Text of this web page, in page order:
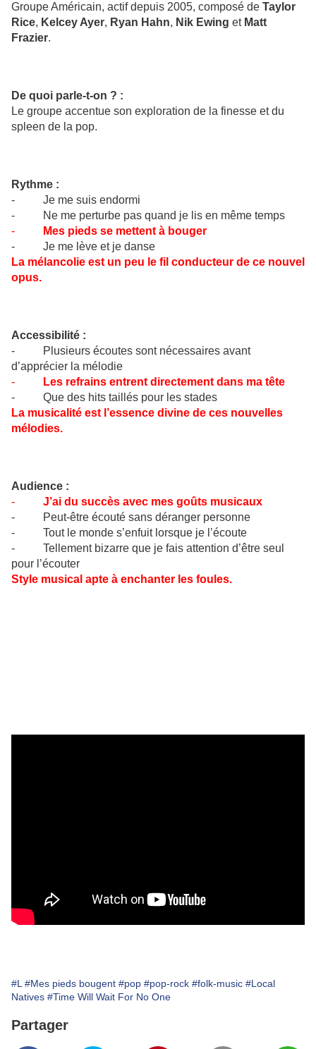
Groupe Américain, actif depuis 2005, composé de Taylor
Rice, Kelcey Ayer, Ryan Hahn, Nik Ewing et Matt
Frazier.
De quoi parle-t-on ? :
Le groupe accentue son exploration de la finesse et du
spleen de la pop.
Rythme :
- Je me suis endormi
- Ne me perturbe pas quand je lis en même temps
-
Mes pieds se mettent à bouger
- Je me lève et je danse
La mélancolie est un peu le fil conducteur de ce nouvel
opus.
Accessibilité :
- Plusieurs écoutes sont nécessaires avant
d’apprécier la mélodie
-
Les refrains entrent directement dans ma tête
- Que des hits taillés pour les stades
La musicalité est l’essence divine de ces nouvelles
mélodies.
Audience :
- J’ai du succès avec mes goûts musicaux
- Peut-être écouté sans déranger personne
- Tout le monde s’enfuit lorsque je l’écoute
- Tellement bizarre que je fais attention d’être seul
pour l’écouter
Style musical apte à enchanter les foules.
#L #Mes pieds bougent #pop #pop-rock #folk-music #Local
Natives #Time Will Wait For No One
Partager